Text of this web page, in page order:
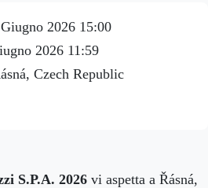
2026 15:00
2026 11:59
Czech Republic
S.P.A. 2026 vi aspetta a Řásná,